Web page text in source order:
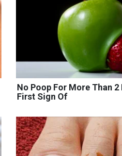
No Poop For More Than 2
First Sign Of